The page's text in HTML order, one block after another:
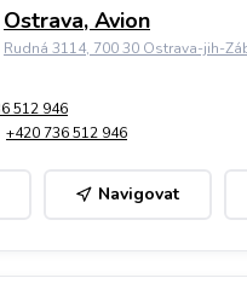
Ostrava, Avion
Rudná 3114, 700 30 Ostrava-jih-
512 946
+420 736 512 946
Navigovat